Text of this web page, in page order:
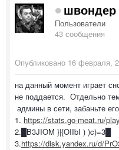
швондер
Пользователи
43 сообщения
Опубликовано 16 февраля,
на данный момент играет
не поддается. Отдельно
админы в сети, забаньте
1. https://stats.go-meat.ru/
2.█B3JIOM }|{OIIbI ) )c)=3█
3.https://disk.yandex.ru/d/